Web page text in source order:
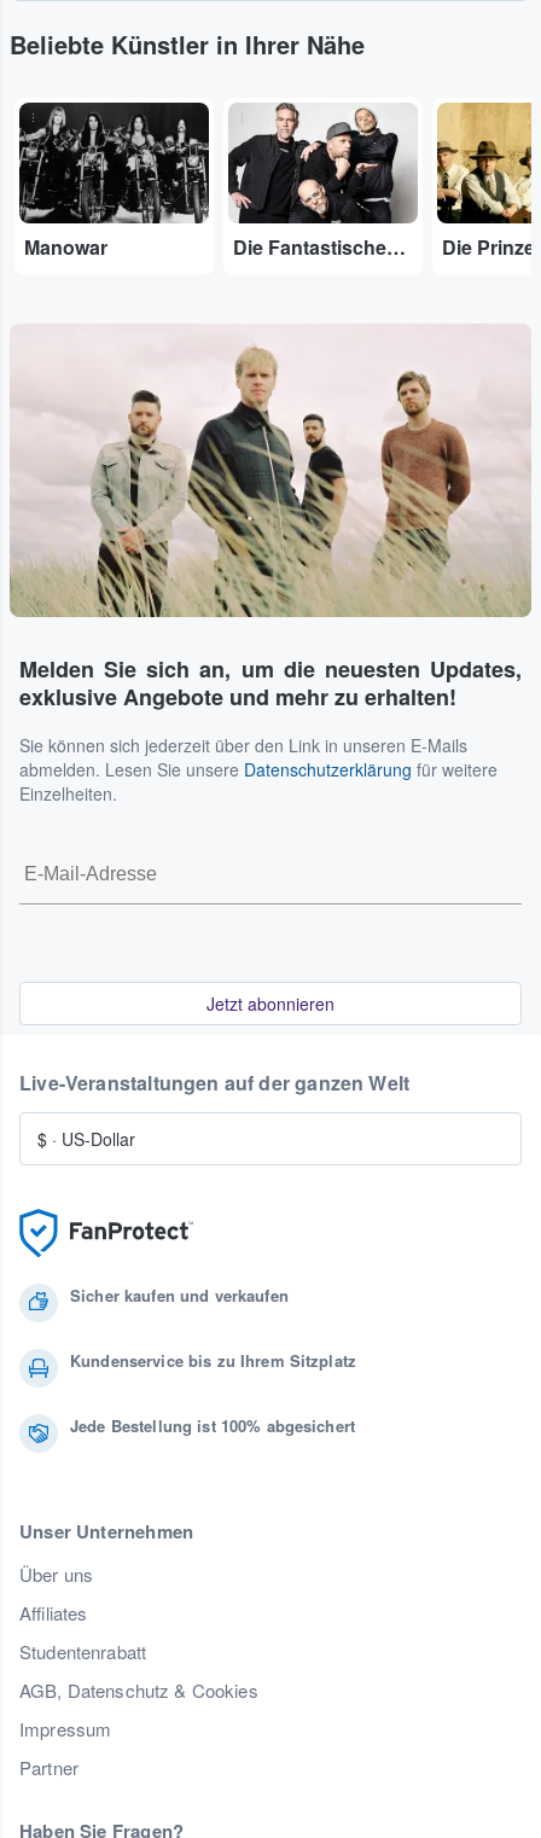
Beliebte Künstler in Ihrer Nähe
...
Manowar Die Fantastischen Vier
...
Die
Melden Sie sich an, um die neuesten Updates,
exklusive Angebote und mehr zu erhalten!
Sie können sich jederzeit über den Link in unseren E-Mails
abmelden. Lesen Sie unsere Datenschutzerklärung für weitere
Einzelheiten.
Jetzt abonnieren
Sicher kaufen und verkaufen
Kundenservice bis zu Ihrem Sitzplatz
Jede Bestellung ist 100% abgesichert
Unser Unternehmen
Über uns
Affiliates
Studentenrabatt
AGB, Datenschutz & Cookies
Impressum
Partner
Haben Sie Fragen?
Live-Veranstaltungen auf der ganzen Welt
$ · US-Dollar